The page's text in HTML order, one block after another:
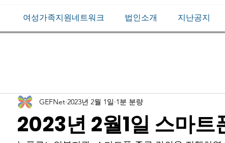
여성가족지원네트워크 법인소개 지난공지
2023년 2월1일 스마트
GEFNet 2023년 2월 1일 1분 분량